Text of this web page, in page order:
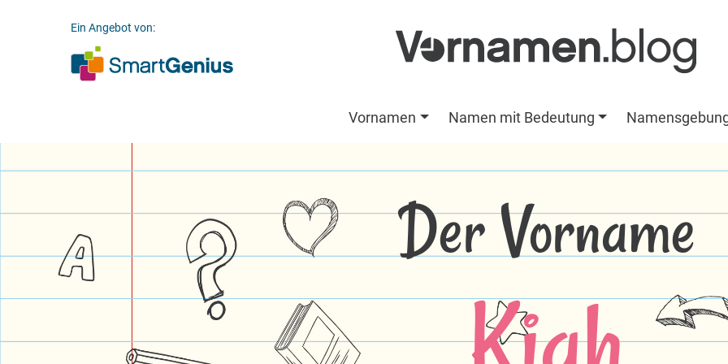
Ein Angebot von:
Vornamen Namen mit Bedeutung
Der Vorname